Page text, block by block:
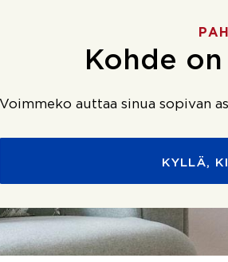
Kohde
Voimmeko auttaa sinua sopivan
KYLLÄ,